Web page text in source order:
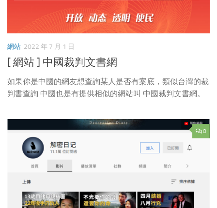
網站 2022 年 7 月 1 日
[ 網站 ] 中國裁判文書網
如果你是中國的網友想查詢某人是否有案底，類似台灣的裁
判書查詢 中國也是有提供相似的網站叫 中國裁判文書網。
0